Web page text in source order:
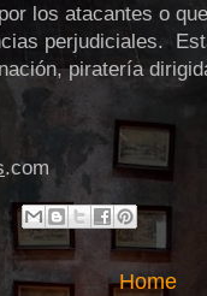
los atacantes o
perjudiciales.
piratería
.com
Home